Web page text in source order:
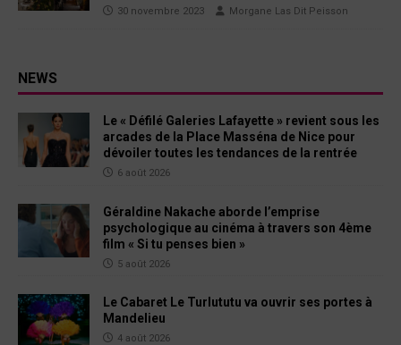
30 novembre 2023 Morgane Las Dit Peisson
NEWS
Le « Défilé Galeries Lafayette » revient sous les
arcades de la Place Masséna de Nice pour
dévoiler toutes les tendances de la rentrée
6 août 2026
Géraldine Nakache aborde l’emprise
psychologique au cinéma à travers son 4ème
film « Si tu penses bien »
5 août 2026
Le Cabaret Le Turlututu va ouvrir ses portes à
Mandelieu
4 août 2026